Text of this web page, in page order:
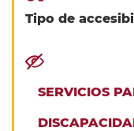
Tipo de
SERVICIOS